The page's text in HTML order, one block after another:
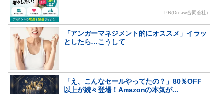
PR(Dreaw合同会社)
「アンガーマネジメント的にオススメ」イラッ
としたら…こうして
「え、こんなセールやってたの？」80％OFF
以上が続々登場！Amazonの本気が...